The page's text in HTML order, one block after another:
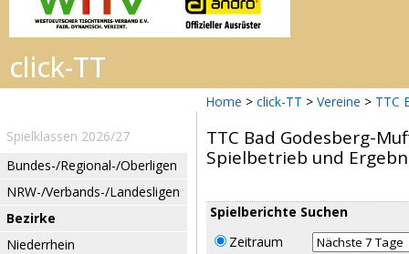
Home > click-TT > Vereine > TTC
Spielklassen 2026/27
Bundes-/Regional-/Oberligen
NRW-/Verbands-/Landesligen
Bezirke
Niederrhein
TTC Bad Godesberg-
Spielbetrieb und
Spielberichte Suchen
Zeitraum